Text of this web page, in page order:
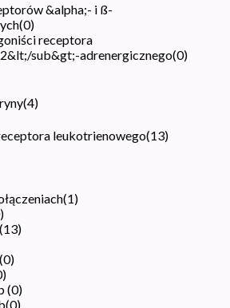
&alpha;- i ß-
(0)
receptora
sub&gt;-adrenergicznego(0)
(4)
leukotrienowego(13)
(1)
)
(13)
(0)
)
(0)
(0)